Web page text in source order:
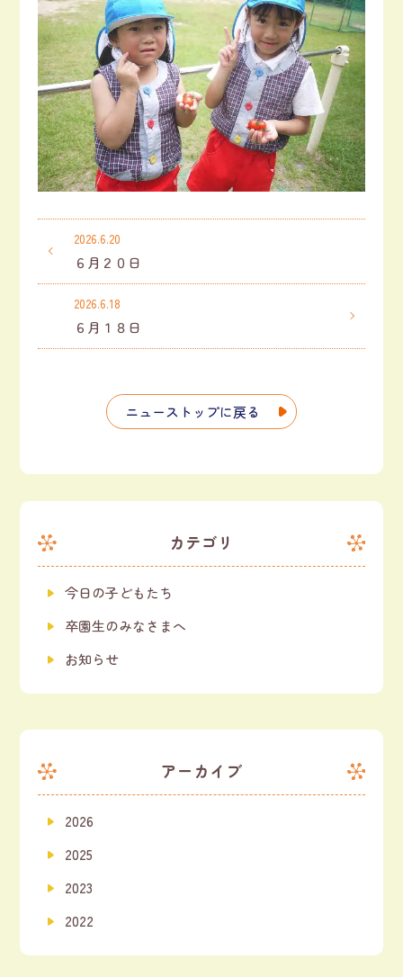
2026.6.20
６月２０日
2026.6.18
６月１８日
ニューストップに戻る
カテゴリ
今日の子どもたち
卒園生のみなさまへ
お知らせ
アーカイブ
2026
2025
2023
2022